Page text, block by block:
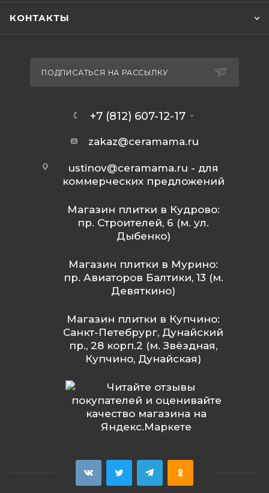
КОНТАКТЫ
ПОДПИСАТЬСЯ НА РАССЫЛКУ
+7 (812) 607-12-17
zakaz@ceramama.ru
ustinov@ceramama.ru - для
коммерческих предложений
Магазин плитки в Кудрово:
пр. Строителей, 6 (м. ул.
Дыбенко)
Магазин плитки в Мурино:
пр. Авиаторов Балтики, 13 (м.
Девяткино)
Магазин плитки в Купчино:
Санкт-Петебрург, Дунайский
пр., 28 корп.2 (м. Звёздная,
Купчино, Дунайская)